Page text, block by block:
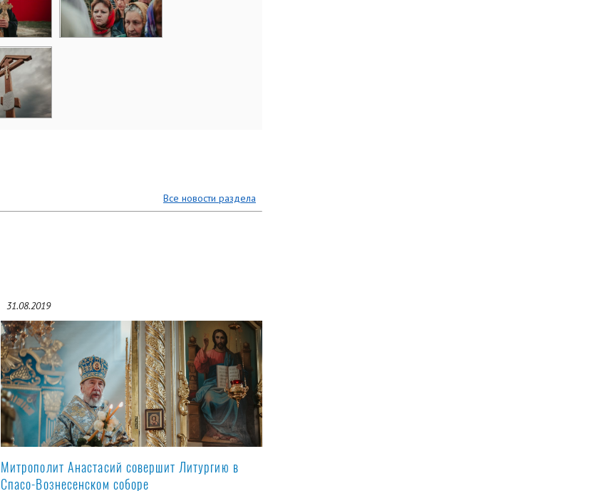
Все новости раздела
31.08.2019
Митрополит Анастасий совершит Литургию в
Спасо-Вознесенском соборе